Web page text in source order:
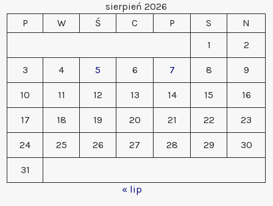
sierpień 2026
P
W Ś C P S
N
1
2
3 4 5 6 7 8 9
10 11 12 13 14 15 16
17 18 19 20 21 22 23
24 25 26 27 28 29 30
31
« lip